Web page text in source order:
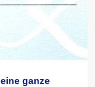
ganze